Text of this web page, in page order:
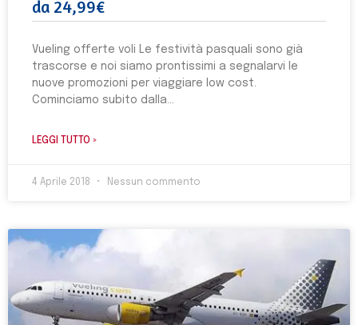
da 24,99€
Vueling offerte voli Le festività pasquali sono già
trascorse e noi siamo prontissimi a segnalarvi le
nuove promozioni per viaggiare low cost.
Cominciamo subito dalla
LEGGI TUTTO »
4 Aprile 2018 Nessun commento